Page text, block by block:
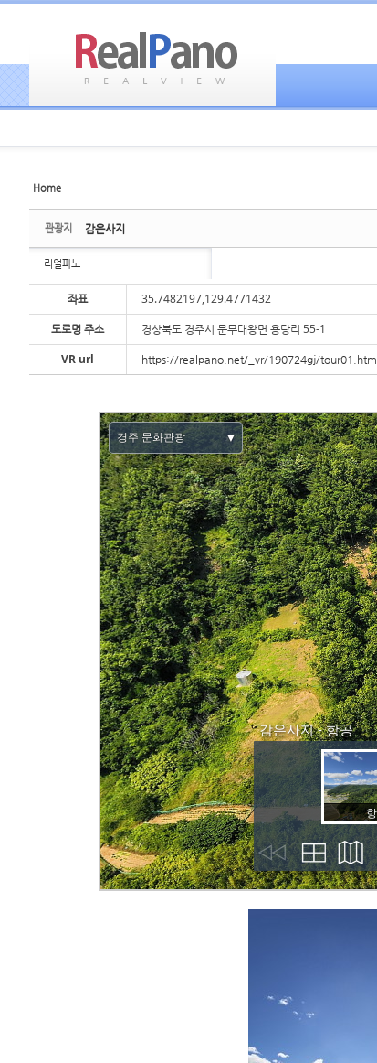
Home
관광지 감은사지
리얼파노
좌표
35.7482197,129.4771432
도로명 주소
경상북도 경주시 문무대왕면 용당리 55-1
VR url
https://realpano.net/_vr/190724gj/tour01.html
Sketchbook5, 스케치북5
Sketchbook5, 스케치북5
Sketchbook5, 스케치북5
Sketchbook5, 스케치북5